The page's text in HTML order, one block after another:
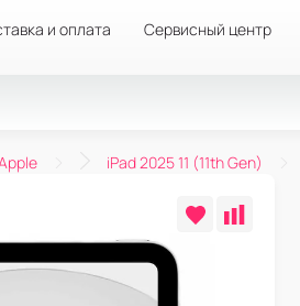
и оплата Сервисный центр
iPad 2025 11 (11th Gen)